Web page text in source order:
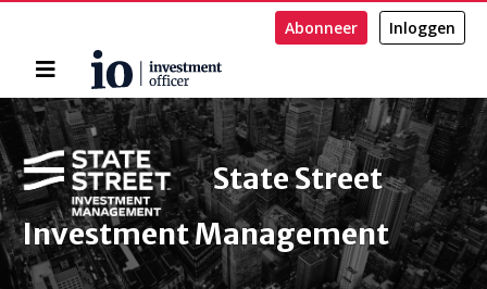
Home
Abonneer Inloggen
Zoeken
State Street
Investment Management